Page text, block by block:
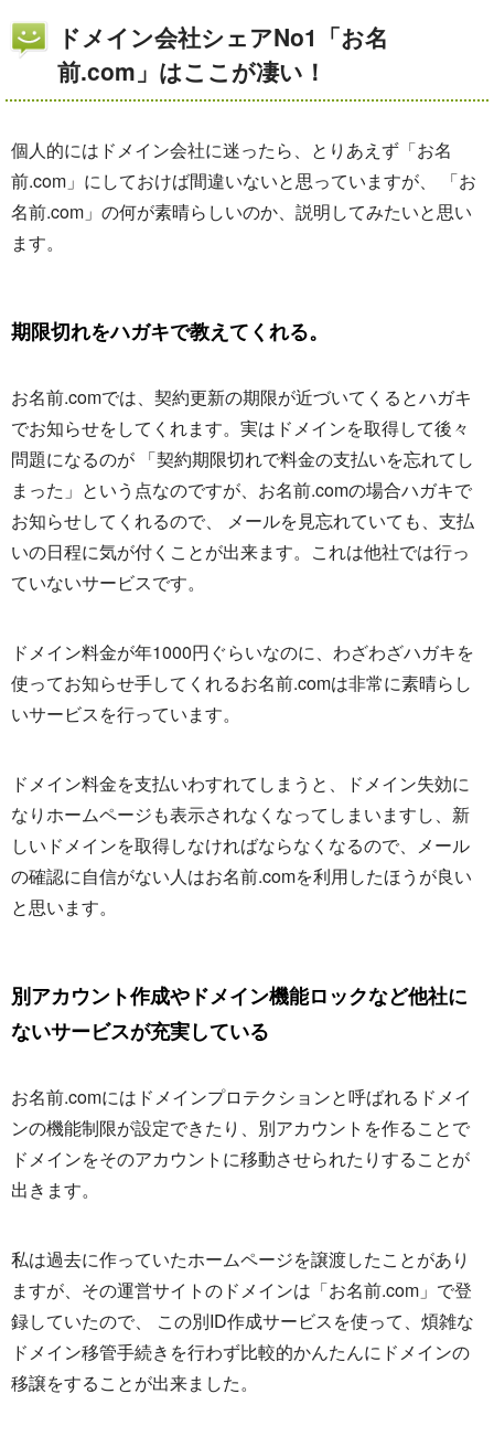
ドメイン会社シェアNo1「お名
前.com」はここが凄い！
個人的にはドメイン会社に迷ったら、とりあえず「お名
前.com」にしておけば間違いないと思っていますが、 「お
名前.com」の何が素晴らしいのか、説明してみたいと思い
ます。
期限切れをハガキで教えてくれる。
お名前.comでは、契約更新の期限が近づいてくるとハガキ
でお知らせをしてくれます。実はドメインを取得して後々
問題になるのが 「契約期限切れで料金の支払いを忘れてし
まった」という点なのですが、お名前.comの場合ハガキで
お知らせしてくれるので、 メールを見忘れていても、支払
いの日程に気が付くことが出来ます。これは他社では行っ
ていないサービスです。
ドメイン料金が年1000円ぐらいなのに、わざわざハガキを
使ってお知らせ手してくれるお名前.comは非常に素晴らし
いサービスを行っています。
ドメイン料金を支払いわすれてしまうと、ドメイン失効に
なりホームページも表示されなくなってしまいますし、新
しいドメインを取得しなければならなくなるので、メール
の確認に自信がない人はお名前.comを利用したほうが良い
と思います。
別アカウント作成やドメイン機能ロックなど他社に
ないサービスが充実している
お名前.comにはドメインプロテクションと呼ばれるドメイ
ンの機能制限が設定できたり、別アカウントを作ることで
ドメインをそのアカウントに移動させられたりすることが
出きます。
私は過去に作っていたホームページを譲渡したことがあり
ますが、その運営サイトのドメインは「お名前.com」で登
録していたので、 この別ID作成サービスを使って、煩雑な
ドメイン移管手続きを行わず比較的かんたんにドメインの
移譲をすることが出来ました。